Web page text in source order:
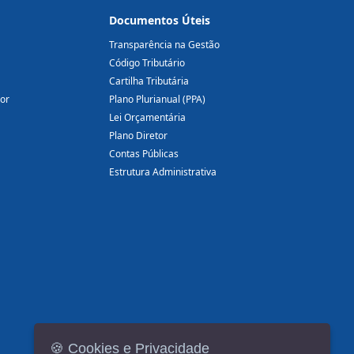
Documentos Úteis
Transparência na Gestão
Código Tributário
Cartilha Tributária
Plano Plurianual (PPA)
Lei Orçamentária
Plano Diretor
Contas Públicas
Estrutura Administrativa
🍪 Cookies e Privacidade